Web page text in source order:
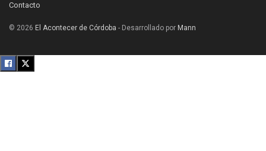
Contacto
© 2026 El Acontecer de Córdoba - Desarrollado por Mann